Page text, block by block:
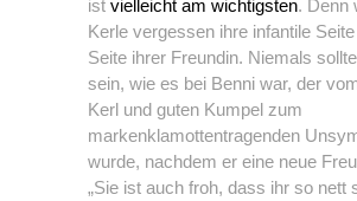
ist vielleicht am wichtigsten. Denn
Kerle vergessen ihre infantile
Seite ihrer Freundin. Niemals
sein, wie es bei Benni war, der
Kerl und guten Kumpel zum
markenklamottentragenden
wurde, nachdem er eine neue
„Sie ist auch froh, dass ihr so nett